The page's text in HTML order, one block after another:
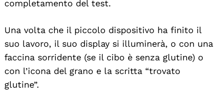
completamento del test.
Una volta che il piccolo dispositivo ha finito il
suo lavoro, il suo display si illuminerà, o con una
faccina sorridente (se il cibo è senza glutine) o
con l’icona del grano e la scritta “trovato
glutine”.